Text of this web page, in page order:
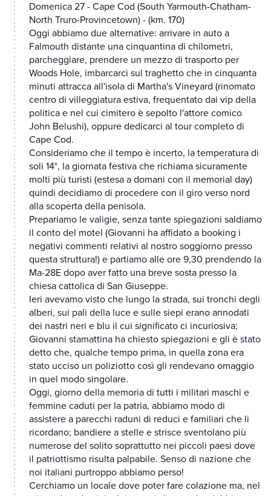
Domenica 27 - Cape Cod (South Yarmouth-Chatham-
North Truro-Provincetown) - (km. 170)
Oggi abbiamo due alternative: arrivare in auto a
Falmouth distante una cinquantina di chilometri,
parcheggiare, prendere un mezzo di trasporto per
Woods Hole, imbarcarci sul traghetto che in cinquanta
minuti attracca all'isola di Martha's Vineyard (rinomato
centro di villeggiatura estiva, frequentato dai vip della
politica e nel cui cimitero è sepolto l'attore comico
John Belushi), oppure dedicarci al tour completo di
Cape Cod.
Consideriamo che il tempo è incerto, la temperatura di
soli 14°, la giornata festiva che richiama sicuramente
molti più turisti (estesa a domani con il memorial day)
quindi decidiamo di procedere con il giro verso nord
alla scoperta della penisola.
Prepariamo le valigie, senza tante spiegazioni saldiamo
il conto del motel (Giovanni ha affidato a booking i
negativi commenti relativi al nostro soggiorno presso
questa struttura!) e partiamo alle ore 9,30 prendendo la
Ma-28E dopo aver fatto una breve sosta presso la
chiesa cattolica di San Giuseppe.
Ieri avevamo visto che lungo la strada, sui tronchi degli
alberi, sui pali della luce e sulle siepi erano annodati
dei nastri neri e blu il cui significato ci incuriosiva;
Giovanni stamattina ha chiesto spiegazioni e gli è stato
detto che, qualche tempo prima, in quella zona era
stato ucciso un poliziotto così gli rendevano omaggio
in quel modo singolare.
Oggi, giorno della memoria di tutti i militari maschi e
femmine caduti per la patria, abbiamo modo di
assistere a parecchi raduni di reduci e familiari che li
ricordano; bandiere a stelle e strisce sventolano più
numerose del solito soprattutto nei piccoli paesi dove
il patriottismo risulta palpabile. Senso di nazione che
noi italiani purtroppo abbiamo perso!
Cerchiamo un locale dove poter fare colazione ma, nel